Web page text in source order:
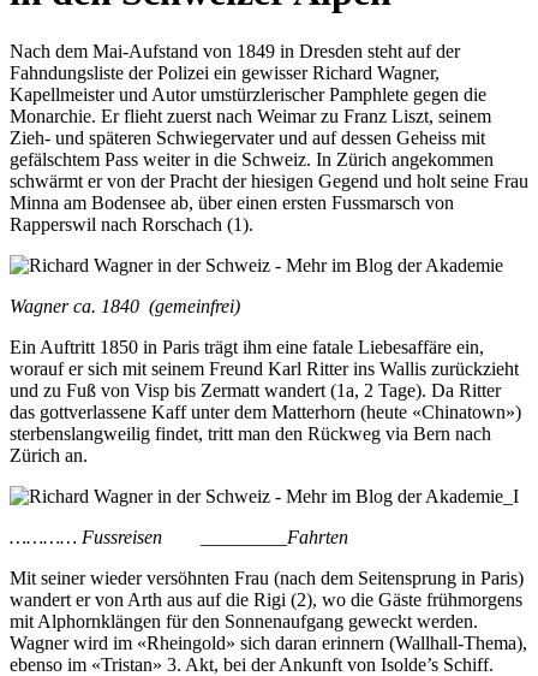
Nach dem Mai-Aufstand von 1849 in Dresden steht auf der
Fahndungsliste der Polizei ein gewisser Richard Wagner,
Kapellmeister und Autor umstürzlerischer Pamphlete gegen die
Monarchie. Er flieht zuerst nach Weimar zu Franz Liszt, seinem
Zieh- und späteren Schwiegervater und auf dessen Geheiss mit
gefälschtem Pass weiter in die Schweiz. In Zürich angekommen
schwärmt er von der Pracht der hiesigen Gegend und holt seine Frau
Minna am Bodensee ab, über einen ersten Fussmarsch von
Rapperswil nach Rorschach (1).
Wagner ca. 1840 (gemeinfrei)
Ein Auftritt 1850 in Paris trägt ihm eine fatale Liebesaffäre ein,
worauf er sich mit seinem Freund Karl Ritter ins Wallis zurückzieht
und zu Fuß von Visp bis Zermatt wandert (1a, 2 Tage). Da Ritter
das gottverlassene Kaff unter dem Matterhorn (heute «Chinatown»)
sterbenslangweilig findet, tritt man den Rückweg via Bern nach
Zürich an.
………… Fussreisen _________Fahrten
Mit seiner wieder versöhnten Frau (nach dem Seitensprung in Paris)
wandert er von Arth aus auf die Rigi (2), wo die Gäste frühmorgens
mit Alphornklängen für den Sonnenaufgang geweckt werden.
Wagner wird im «Rheingold» sich daran erinnern (Wallhall-Thema),
ebenso im «Tristan» 3. Akt, bei der Ankunft von Isolde’s Schiff.